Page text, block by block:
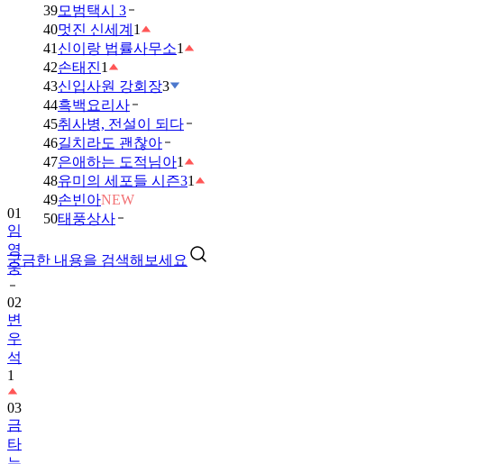
39모범택시 3
40멋진 신세계 1
41 신이랑 법률사무소1
42손태진1
43신입사원 강회장3
44흑백요리사
45취사병, 전설이 되다
46길치라도 괜찮아
47은애하는 도적님아1
48유미의 세포들 시즌31
49손빈아NEW
50태풍상사
궁금한 내용을 검색해보세요
01
임
영
웅
02
변
우
석
1
03
금
타